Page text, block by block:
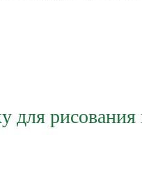
для